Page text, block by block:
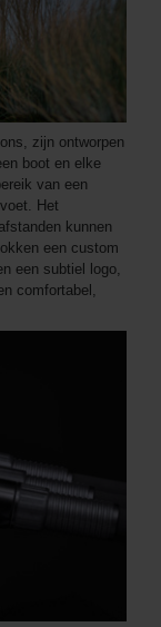
zijn ontworpen
boot en elke
van een
Het
kunnen
een custom
een subtiel logo,
comfortabel,